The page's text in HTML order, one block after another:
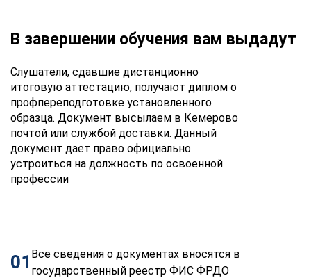
В завершении обучения вам выдадут
Слушатели, сдавшие дистанционно
итоговую аттестацию, получают диплом о
профпереподготовке установленного
образца. Документ высылаем в Кемерово
почтой или службой доставки. Данный
документ дает право официально
устроиться на должность по освоенной
профессии
01 Все сведения о документах вносятся в
государственный реестр ФИС ФРДО